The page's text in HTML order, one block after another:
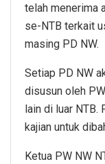
telah menerima
se-NTB terkait
masing PD NW.
Setiap PD NW
disusun oleh
lain di luar NTB.
kajian untuk
Ketua PW NW